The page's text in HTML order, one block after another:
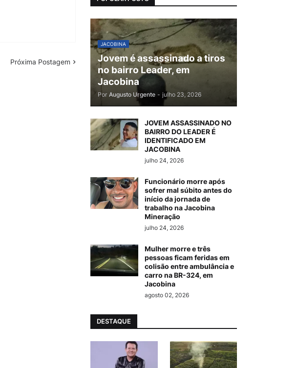
Próxima Postagem
JACOBINA
Jovem é assassinado a tiros
no bairro Leader, em
Jacobina
Por Augusto Urgente - julho 23, 2026
JOVEM ASSASSINADO NO
BAIRRO DO LEADER É
IDENTIFICADO EM
JACOBINA
julho 24, 2026
Funcionário morre após
sofrer mal súbito antes do
início da jornada de
trabalho na Jacobina
Mineração
julho 24, 2026
Mulher morre e três
pessoas ficam feridas em
colisão entre ambulância e
carro na BR-324, em
Jacobina
agosto 02, 2026
DESTAQUE